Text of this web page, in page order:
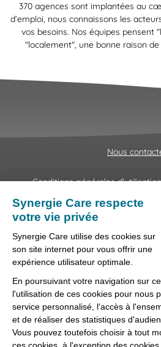
370 agences sont implantées au
d’emploi, nous connaissons les
vos besoins. Nos équipes pensent
"localement", une bonne raison
Nous
Conditions générales
Fraudes &
Lanceur
Préférences des
Synergie Care, réseau d'agences